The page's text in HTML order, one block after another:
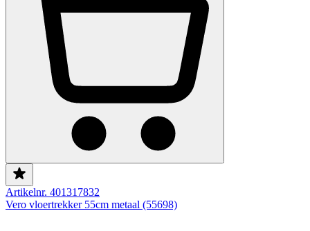
Artikelnr. 401317832
Vero vloertrekker 55cm metaal (55698)